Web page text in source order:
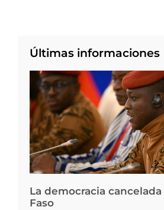
Últimas informaciones
La democracia
Faso